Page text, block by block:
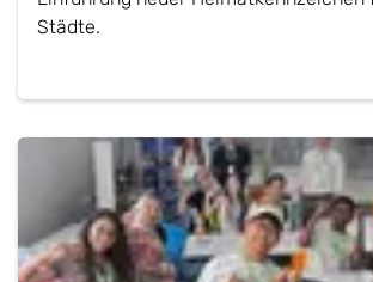
Städte.